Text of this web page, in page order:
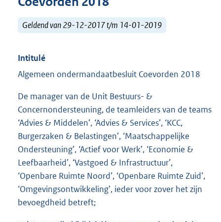
Geldend van 29-12-2017 t/m 14-01-2019
Intitulé
Algemeen ondermandaatbesluit Coevorden 2018
De manager van de Unit Bestuurs- &
Concernondersteuning, de teamleiders van de teams
‘Advies & Middelen’, ‘Advies & Services’, ‘KCC,
Burgerzaken & Belastingen’, ‘Maatschappelijke
Ondersteuning’, ‘Actief voor Werk’, ‘Economie &
Leefbaarheid’, ‘Vastgoed & Infrastructuur’,
‘Openbare Ruimte Noord’, ‘Openbare Ruimte Zuid’,
‘Omgevingsontwikkeling’, ieder voor zover het zijn
bevoegdheid betreft;